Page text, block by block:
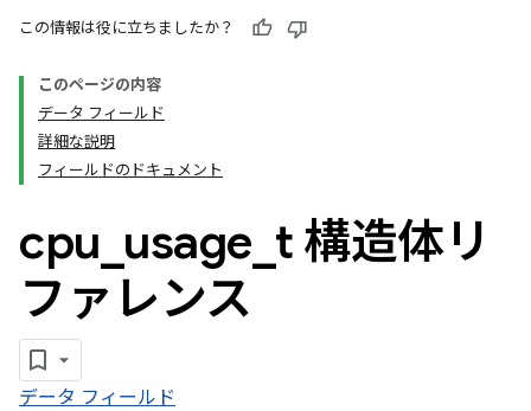
この情報は役に立ちましたか？
このページの内容
データ フィールド
詳細な説明
フィールドのドキュメント
cpu usage t 構造体リ
ファレンス
データ フィールド